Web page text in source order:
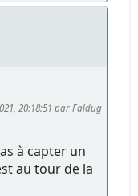
20:18:51 par Faldug
à capter un
au tour de la